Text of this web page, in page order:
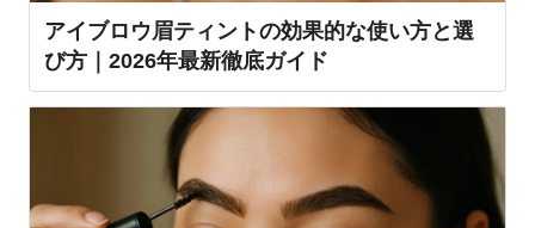
アイブロウ眉ティントの効果的な使い方と選
び方｜2026年最新徹底ガイド